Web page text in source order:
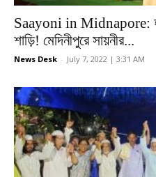
Saayoni in Midnapore:
শাড়ি! মেদিনীপুরে সায়নীর...
News Desk - July 7, 2022 | 3:31 AM